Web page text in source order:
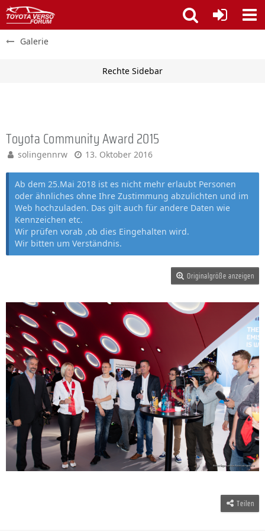
Galerie
Toyota Community Award 2015
solingennrw 13. Oktober 2016
Ab dem 25.Mai 2018 ist es nicht mehr erlaubt Personen
oder ähnliches ohne Ihre Zustimmung abzulichten und im
Web hochzuladen. Das gilt auch für andere Daten wie
Kennzeichen etc.
Wir prüfen vorab ,ob dies Eingehalten wird.
Wir bitten um Verständnis.
Originalgröße anzeigen
Teilen